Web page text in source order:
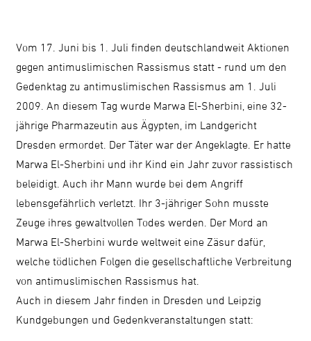
Leichte
Sprache
DGS
Vom 17. Juni bis 1. Juli finden deutschlandweit Aktionen
gegen antimuslimischen Rassismus statt - rund um den
Gedenktag zu antimuslimischen Rassismus am 1. Juli
2009. An diesem Tag wurde Marwa El-Sherbini, eine 32-
jährige Pharmazeutin aus Ägypten, im Landgericht
Dresden ermordet. Der Täter war der Angeklagte. Er hatte
Marwa El-Sherbini und ihr Kind ein Jahr zuvor rassistisch
beleidigt. Auch ihr Mann wurde bei dem Angriff
lebensgefährlich verletzt. Ihr 3-jähriger Sohn musste
Zeuge ihres gewaltvollen Todes werden. Der Mord an
Marwa El-Sherbini wurde weltweit eine Zäsur dafür,
welche tödlichen Folgen die gesellschaftliche Verbreitung
von antimuslimischen Rassismus hat.
Auch in diesem Jahr finden in Dresden und Leipzig
Kundgebungen und Gedenkveranstaltungen statt: